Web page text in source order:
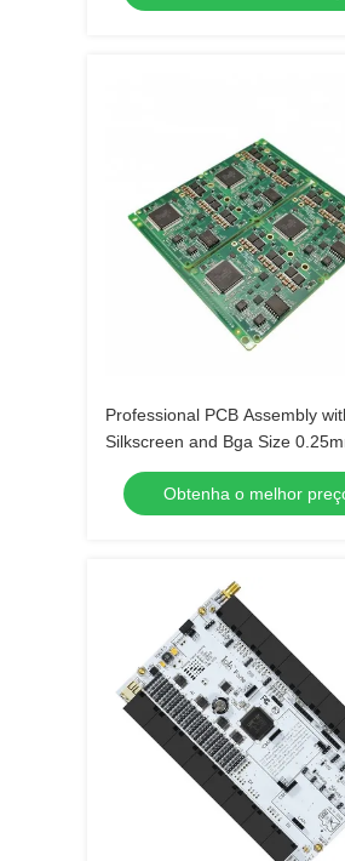
Professional PCB Assembly
Silkscreen and Bga Size
Extreme Temperature Range -
Obtenha o melhor